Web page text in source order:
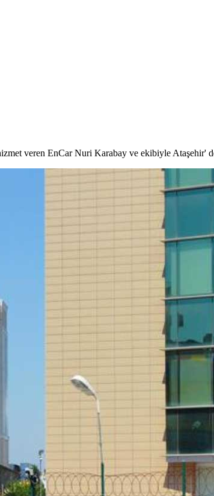
veren EnCar Nuri Karabay ve ekibiyle Ataşehir'